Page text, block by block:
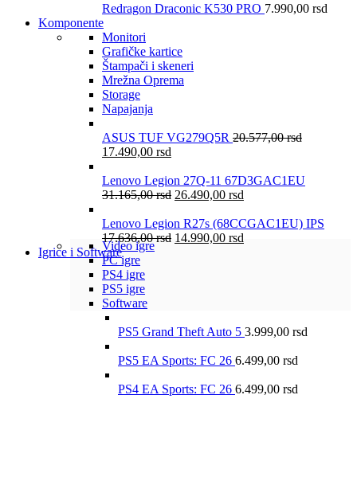
Redragon Draconic K530 PRO 7.990,00 rsd
Komponente
Monitori
Grafičke kartice
Štampači i skeneri
Mrežna Oprema
Storage
Napajanja
ASUS TUF VG279Q5R 20.577,00rsd
17.490,00 rsd
Lenovo Legion 27Q-11 67D3GAC1EU
31.165,00rsd 26.490,00 rsd
Lenovo Legion R27s (68CCGAC1EU) IPS
17.636,00rsd 14.990,00 rsd
Igrice i SoftwareVideo igre
PC igre
PS4 igre
PS5 igre
Software
PS5 Grand Theft Auto 5 3.999,00 rsd
PS5 EA Sports: FC 26 6.499,00 rsd
PS4 EA Sports: FC 26 6.499,00 rsd